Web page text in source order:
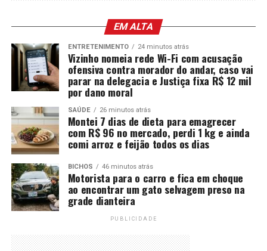
EM ALTA
ENTRETENIMENTO 24 minutos atrás
Vizinho nomeia rede Wi-Fi com acusação
ofensiva contra morador do andar, caso vai
parar na delegacia e Justiça fixa R$ 12 mil
por dano moral
SAÚDE 26 minutos atrás
Montei 7 dias de dieta para emagrecer
com R$ 96 no mercado, perdi 1 kg e ainda
comi arroz e feijão todos os dias
BICHOS 46 minutos atrás
Motorista para o carro e fica em choque
ao encontrar um gato selvagem preso na
grade dianteira
PUBLICIDADE